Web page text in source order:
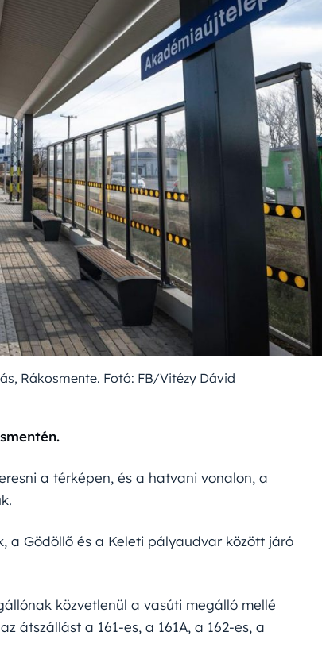
Rákosmente. Fotó: FB/Vitézy Dávid
a térképen, és a hatvani vonalon, a
a Gödöllő és a Keleti pályaudvar között járó
közvetlenül a vasúti megálló mellé
átszállást a 161-es, a 161A, a 162-es, a